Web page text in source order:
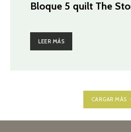
Bloque 5 quilt The
LEER MÁS
CARGAR MÁS